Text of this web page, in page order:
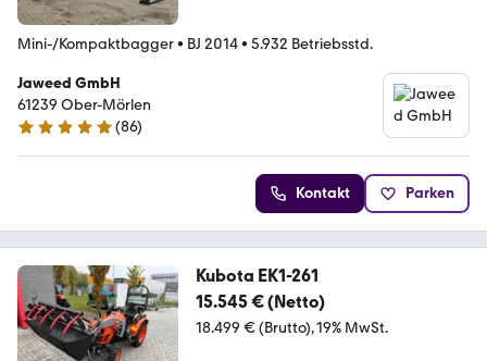
Mini-/Kompaktbagger• BJ 2014• 5.932 Betriebsstd.
Jaweed GmbH
61239 Ober-Mörlen
5 Sterne
(86)
Kontakt Parken
Kubota EK1-261
15.545 € (Netto)
18.499 € (Brutto) 19% MwSt.